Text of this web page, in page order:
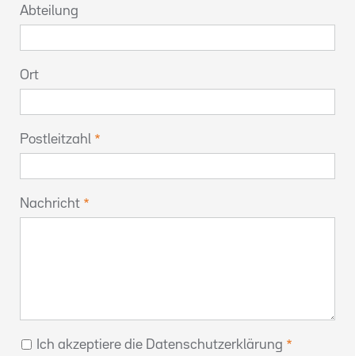
Abteilung
Ort
Postleitzahl
Nachricht
Ich akzeptiere die Datenschutzerklärung